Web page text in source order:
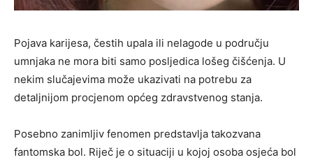
Pojava karijesa, čestih upala ili nelagode u području
umnjaka ne mora biti samo posljedica lošeg čišćenja. U
nekim slučajevima može ukazivati na potrebu za
detaljnijom procjenom općeg zdravstvenog stanja.
Posebno zanimljiv fenomen predstavlja takozvana
fantomska bol. Riječ je o situaciji u kojoj osoba osjeća bol